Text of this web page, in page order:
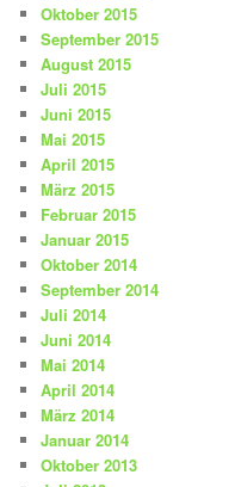
Oktober 2015
September 2015
August 2015
Juli 2015
Juni 2015
Mai 2015
April 2015
März 2015
Februar 2015
Januar 2015
Oktober 2014
September 2014
Juli 2014
Juni 2014
Mai 2014
April 2014
März 2014
Januar 2014
Oktober 2013